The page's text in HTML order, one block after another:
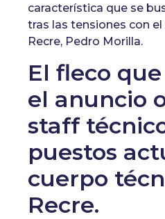
característica que se
tras las tensiones con
Recre, Pedro Morilla.
El fleco
el anuncio
staff
puestos
cuerpo
Recre.